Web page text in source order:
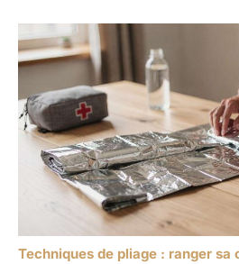
Techniques de pliage : ranger